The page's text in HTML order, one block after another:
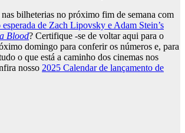
bilheterias no próximo fim de semana com
de Zach Lipovsky e Adam Stein’s
Blood? Certifique -se de voltar aqui para o
domingo para conferir os números e, para
o que está a caminho dos cinemas nos
nosso 2025 Calendar de lançamento de